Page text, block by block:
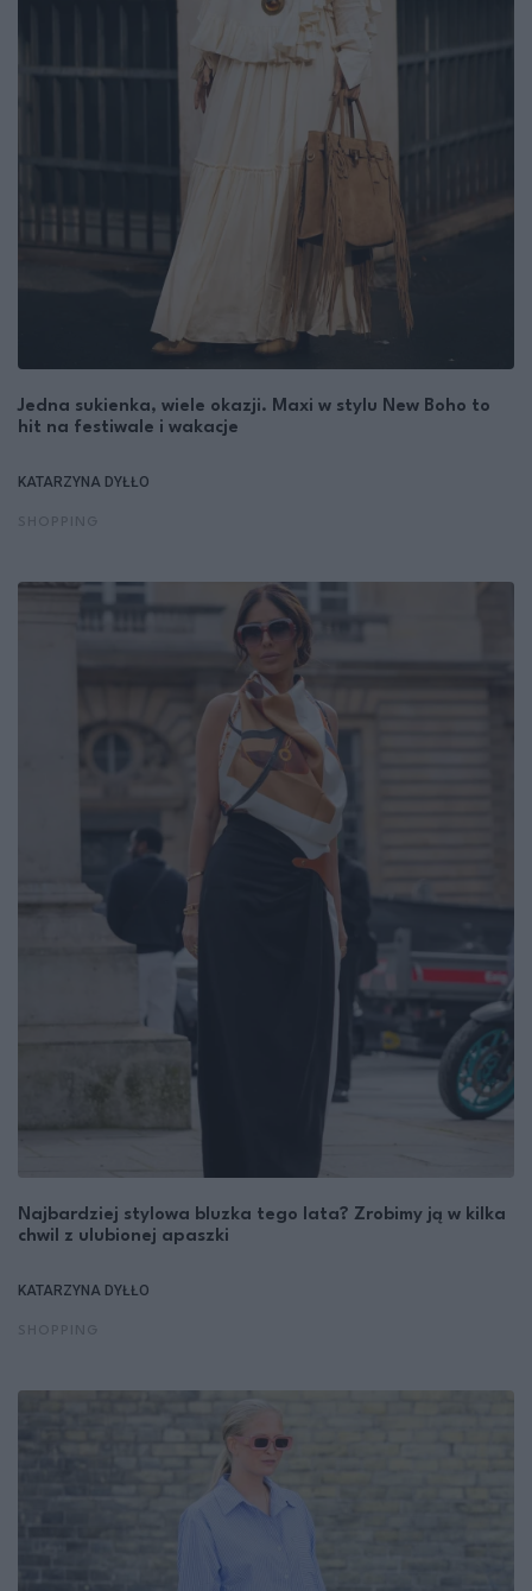
Jedna sukienka, wiele okazji. Maxi w stylu New Boho to
hit na festiwale i wakacje
KATARZYNA DYŁŁO
Najbardziej stylowa bluzka tego lata? Zrobimy ją w kilka
chwil z ulubionej apaszki
KATARZYNA DYŁŁO